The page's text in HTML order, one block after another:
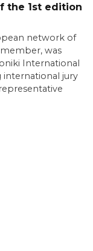
the 1st edition
network of
was
International
international jury